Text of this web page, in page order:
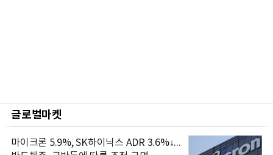
글로벌마켓
마이크론 5.9%, SK하이닉스 ADR 3.6%↓...